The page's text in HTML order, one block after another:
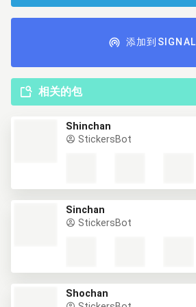
添加到SIGNAL
相关的包
Shinchan
StickersBot
Sinchan
StickersBot
Shochan